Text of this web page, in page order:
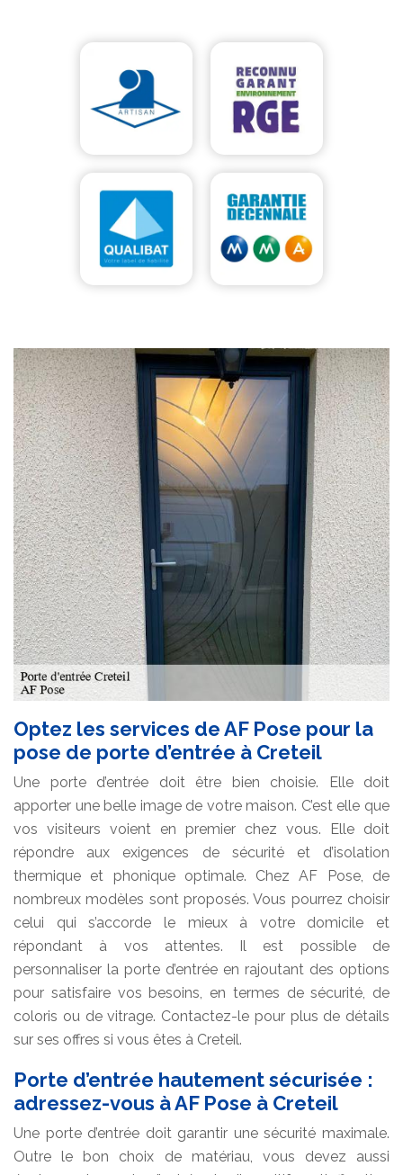
Optez les services de AF Pose pour la
pose de porte d’entrée à Creteil
Une porte d’entrée doit être bien choisie. Elle doit
apporter une belle image de votre maison. C’est elle que
vos visiteurs voient en premier chez vous. Elle doit
répondre aux exigences de sécurité et d’isolation
thermique et phonique optimale. Chez AF Pose, de
nombreux modèles sont proposés. Vous pourrez choisir
celui qui s’accorde le mieux à votre domicile et
répondant à vos attentes. Il est possible de
personnaliser la porte d’entrée en rajoutant des options
pour satisfaire vos besoins, en termes de sécurité, de
coloris ou de vitrage. Contactez-le pour plus de détails
sur ses offres si vous êtes à Creteil.
Porte d’entrée hautement sécurisée :
adressez-vous à AF Pose à Creteil
Une porte d’entrée doit garantir une sécurité maximale.
Outre le bon choix de matériau, vous devez aussi